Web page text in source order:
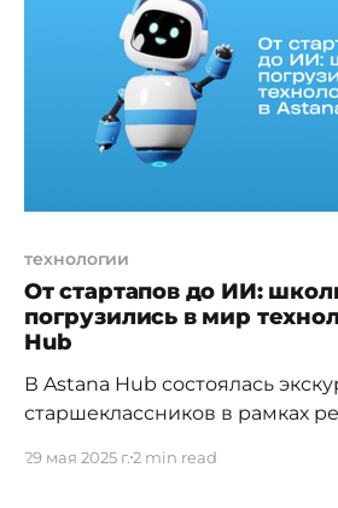
өтті. Қатысушылар сенімді
қамтамасыз ету тізілімін
электрондық өнеркәсіпті
функцияларды мемлекет
технологии
От стартапов до ИИ:
погрузились в мир
Hub
В Astana Hub состоялась
старшеклассников в рамках
Министерством цифрового
29 мая 2025 г.2 min read